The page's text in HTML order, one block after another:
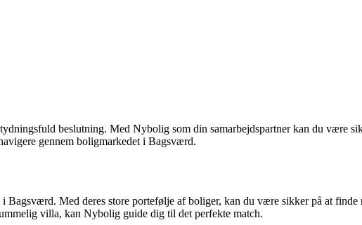
beslutning. Med Nybolig som din samarbejdspartner kan du være
gennem boligmarkedet i Bagsværd.
Med deres store portefølje af boliger, kan du være sikker på at finde
villa, kan Nybolig guide dig til det perfekte match.